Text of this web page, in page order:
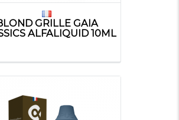
GRILLE GAIA
ALFALIQUID 10ML